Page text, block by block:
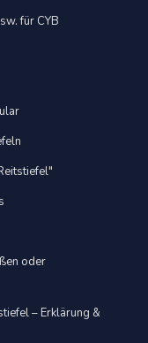
für CYB
oder
– Erklärung &